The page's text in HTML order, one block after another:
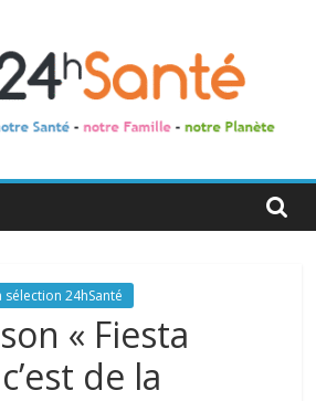
sélection 24hSanté
« Fiesta
de la